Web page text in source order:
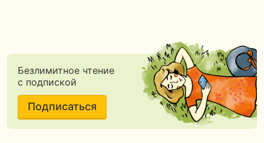
Безлимитное чтение
с подпиской
Подписаться